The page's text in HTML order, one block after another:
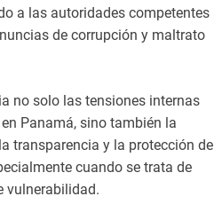
a las autoridades competentes
de corrupción y maltrato
no solo las tensiones internas
Panamá, sino también la
transparencia y la protección de
cuando se trata de
vulnerabilidad.